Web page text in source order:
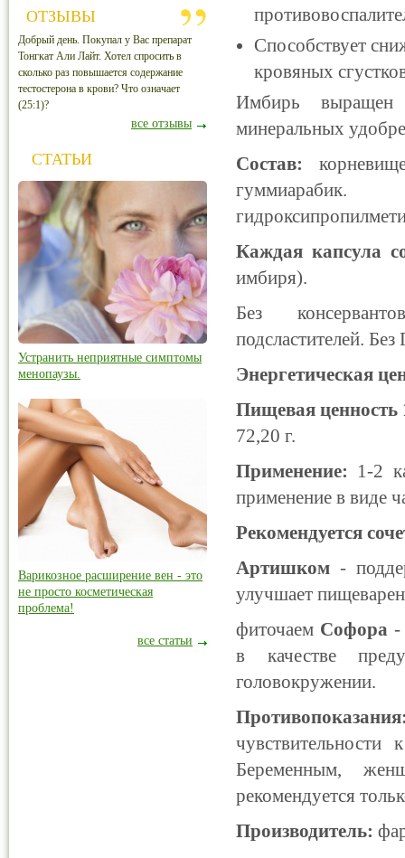
Способствует
кровяных
Имбирь выращен
минеральных
Состав:
Каждая капсула
имбиря).
Без
подсластителей.
Энергетическая
Пищевая ценность
72,20 г.
Применение: 1-2
применение в виде
Рекомендуется
Артишком -
улучшает
фиточаем Софора -
в качестве
головокружении.
Беременным,
рекомендуется
Производитель:
ОТЗЫВЫ
Добрый день. Покупал у Вас препарат
Тонгкат Али Лайт. Хотел спросить в
сколько раз повышается содержание
тестостерона в крови? Что означает
(25:1)?
все отзывы
СТАТЬИ
Устранить неприятные симптомы
менопаузы.
Варикозное расширение вен - это
не просто косметическая
проблема!
все статьи